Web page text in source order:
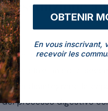
a questo stadio
a oltre un’ora a
disintegrano la
processo digestivo
OBTENIR
En vous inscrivant,
recevoir les